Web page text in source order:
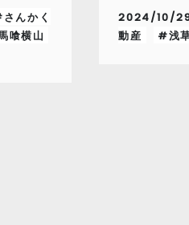
んかく
喰横山
2024/10/
動産
#浅